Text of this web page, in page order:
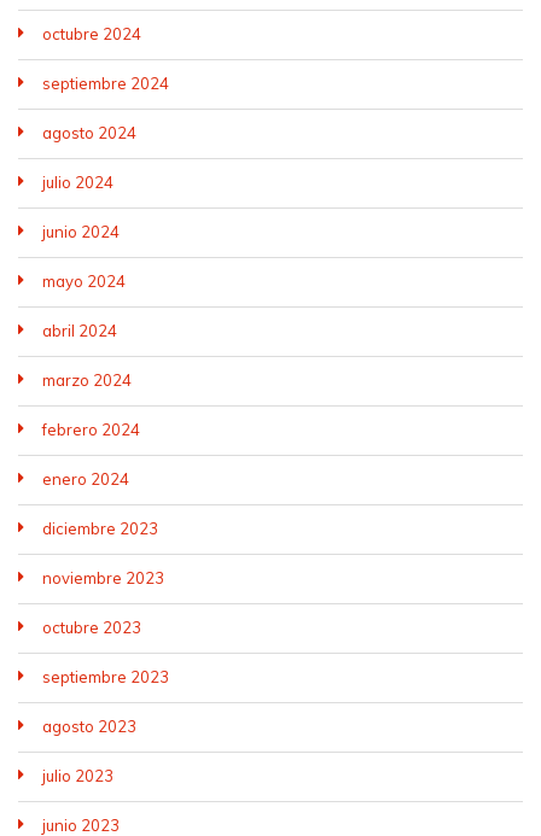
octubre 2024
septiembre 2024
agosto 2024
julio 2024
junio 2024
mayo 2024
abril 2024
marzo 2024
febrero 2024
enero 2024
diciembre 2023
noviembre 2023
octubre 2023
septiembre 2023
agosto 2023
julio 2023
junio 2023